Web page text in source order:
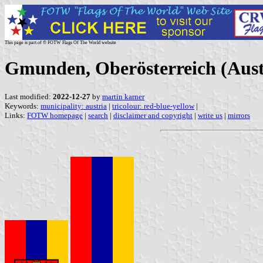
This page is part of © FOTW Flags Of The World website
Gmunden, Oberösterreich
Last modified: 2022-12-27 by martin karner
Keywords: municipality: austria | tricolour: red-blue-yellow|
Links: FOTW homepage | search | disclaimer and copyright | write us | mirrors